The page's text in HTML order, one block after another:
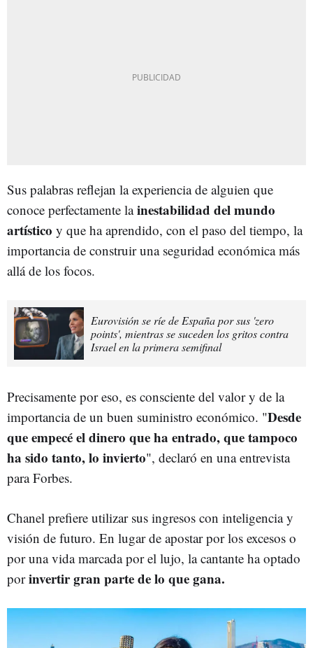
Sus palabras reflejan la experiencia de alguien que
conoce perfectamente lainestabilidad del mundo
artístico y que ha aprendido, con el paso del tiempo, la
importancia de construir una seguridad económica más
allá de los focos.
Eurovisión se ríe de España por sus 'zero
points', mientras se suceden los gritos contra
Israel en la primera semifinal
Precisamente por eso, es consciente del valor y de la
importancia de un buen suministro económico. "Desde
que empecé el dinero que ha entrado, que tampoco
ha sido tanto, lo invierto", declaró en una entrevista
para Forbes.
Chanel prefiere utilizar sus ingresos con inteligencia y
visión de futuro. En lugar de apostar por los excesos o
por una vida marcada por el lujo, la cantante ha optado
porinvertir gran parte de lo que gana.